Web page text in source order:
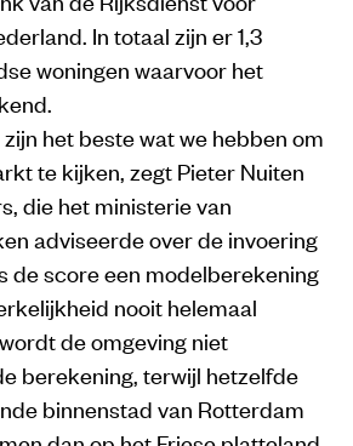
In totaal zijn er 1,3
woningen waarvoor het
het beste wat we hebben om
te kijken, zegt Pieter Nuiten
die het ministerie van
adviseerde over de invoering
de score een modelberekening
nooit helemaal
de omgeving niet
berekening, terwijl hetzelfde
binnenstad van Rotterdam